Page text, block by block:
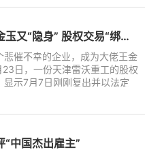
天津雷沃重工王金玉又“隐身” 股权交易“绑架”国投基金
悲催不幸的企业，成为大佬王金
23日，一份天津雷沃重工的股权
显示7月7日刚刚复出并以法定
沃的王金玉，又交出雷沃控股
“中国杰出雇主”